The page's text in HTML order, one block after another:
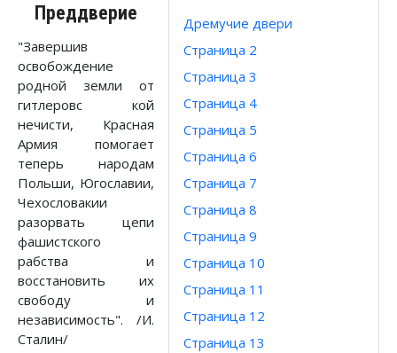
Дремучие двери
Страница 2
Страница 3
Страница 4
Страница 5
Страница 6
Страница 7
Страница 8
Страница 9
Страница 10
Страница 11
Страница 12
Страница 13
Преддверие
"Завершив
освобождение
родной земли от
гитлеровс кой
нечисти, Красная
Армия помогает
теперь народам
Польши, Югославии,
Чехословакии
разорвать цепи
фашистского
рабства и
восстановить их
свободу и
независимость". /И.
Сталин/